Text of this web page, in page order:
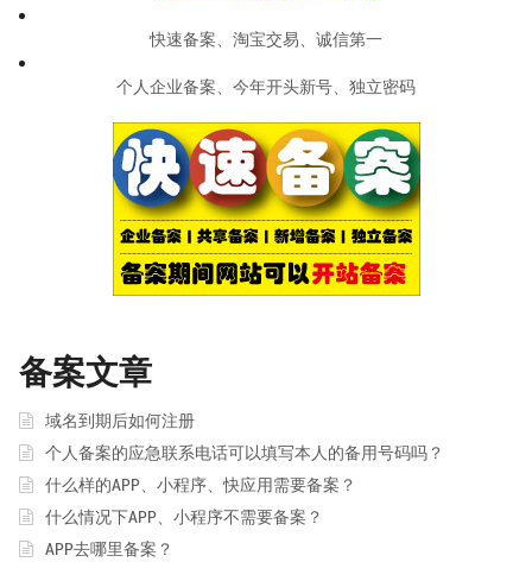
快速备案、淘宝交易、诚信第一
个人企业备案、今年开头新号、独立密码
备案文章
域名到期后如何注册
个人备案的应急联系电话可以填写本人的备用号码吗？
什么样的APP、小程序、快应用需要备案？
什么情况下APP、小程序不需要备案？
APP去哪里备案？